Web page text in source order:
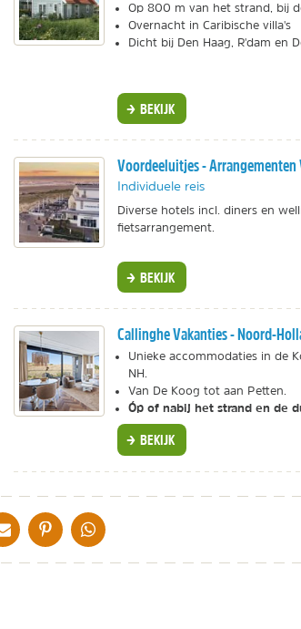
Op 800 m van het strand, bij
Overnacht in Caribische villa's
Dicht bij Den Haag, R'dam en
BEKIJK
Voordeeluitjes - Arrangementen
Individuele reis
Diverse hotels incl. diners en
fietsarrangement.
BEKIJK
Callinghe Vakanties - Noord-
Unieke accommodaties in de
NH.
Van De Koog tot aan Petten.
Óp of nabij het strand en de
BEKIJK
X
DELEN VIA DE MAIL
DELEN OP PINTEREST
DELEN OP WHATSAPP